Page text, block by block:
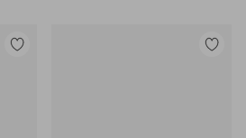
Tilføj
Tilføj